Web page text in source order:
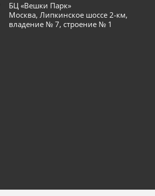
БЦ «Вешки Парк»
Москва, Липкинское шоссе 2-км,
владение № 7, строение № 1